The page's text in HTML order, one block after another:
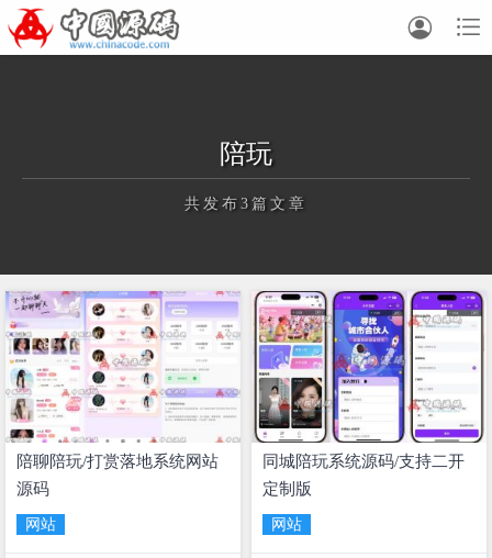


陪玩
共发布3篇文章
正在为您加载新内容
陪聊陪玩/打赏落地系统网站
源码
网站
同城陪玩系统源码/支持二开
定制版
网站